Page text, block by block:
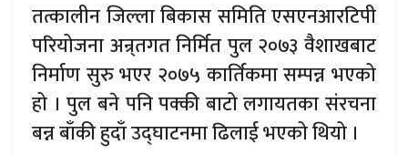
तत्कालीन जिल्ला बिकास समिति एसएनआरटिपी
परियोजना अन्र्तगत निर्मित पुल २०७३ वैशाखबाट
निर्माण सुरु भएर २०७५ कार्तिकमा सम्पन्न भएको
हो । पुल बने पनि पक्की बाटो लगायतका संरचना
बन्न बाँकी हुदाँ उद्घाटनमा ढिलाई भएको थियो ।